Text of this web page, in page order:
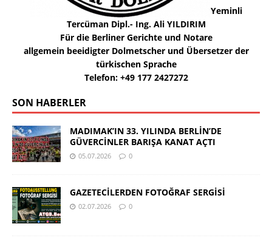
Yeminli
Tercüman Dipl.- Ing. Ali YILDIRIM
Für die Berliner Gerichte und Notare
allgemein beeidigter Dolmetscher und Übersetzer der
türkischen Sprache
Telefon: +49 177 2427272
SON HABERLER
MADIMAK’IN 33. YILINDA BERLİN’DE
GÜVERCİNLER BARIŞA KANAT AÇTI
05.07.2026 0
GAZETECİLERDEN FOTOĞRAF SERGİSİ
02.07.2026 0